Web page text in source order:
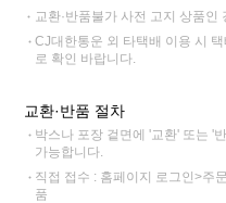
교환·반품불가 사전 고지 상품인
CJ대한통운 외 타택배 이용 시
로 확인 바랍니다.
교환·반품 절차
박스나 포장 겉면에 '교환' 또는 '
가능합니다.
직접 접수 : 홈페이지 로그인>주
품